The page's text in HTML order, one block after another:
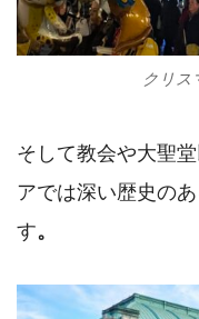
クリス
そして教会や大聖
アでは深い歴史の
す。